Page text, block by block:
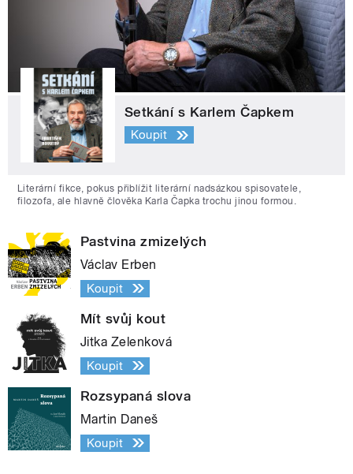
Setkání s Karlem Čapkem
Koupit
Literární fikce, pokus přiblížit literární nadsázkou spisovatele,
filozofa, ale hlavně člověka Karla Čapka trochu jinou formou.
Pastvina zmizelých
Václav Erben
Koupit
Mít svůj kout
Jitka Zelenková
Koupit
Rozsypaná slova
Martin Daneš
Koupit